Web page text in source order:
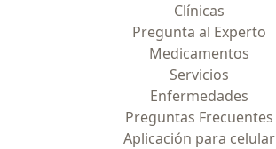
Clínicas
Pregunta al Experto
Medicamentos
Servicios
Enfermedades
Preguntas Frecuentes
Aplicación para celular